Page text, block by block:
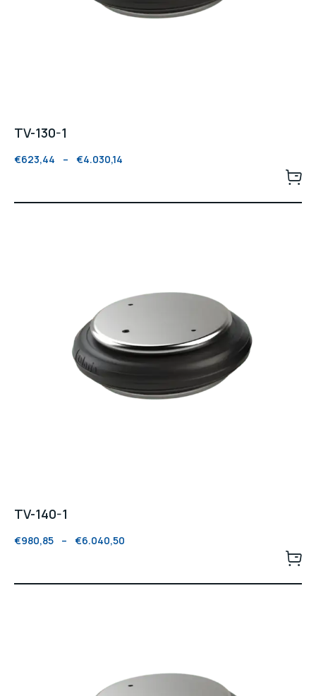
TV-130-1
€623,44 – €4.030,14
TV-140-1
€980,85 – €6.040,50